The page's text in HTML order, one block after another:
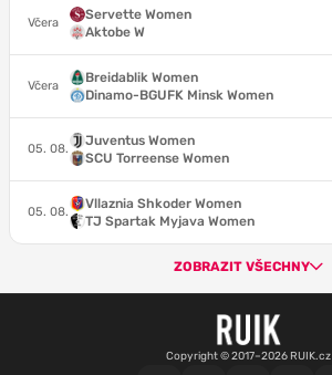
Včera
Servette Women
Aktobe W
Včera
Breidablik Women
Dinamo-BGUFK Minsk Women
05. 08.
Juventus Women
SCU Torreense Women
05. 08.
Vllaznia Shkoder Women
TJ Spartak Myjava Women
ZOBRAZIT VŠECHNY
Copyright © 2017–2026 RUIK.cz